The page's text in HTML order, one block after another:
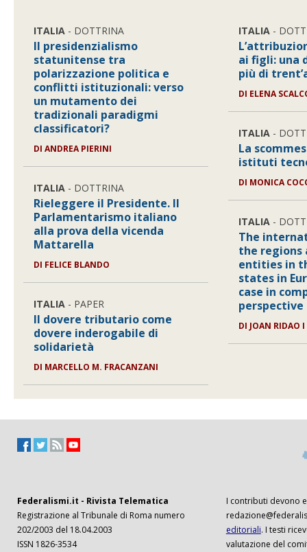
ITALIA - DOTTRINA
Il presidenzialismo
statunitense tra
polarizzazione politica e
conflitti istituzionali: verso
un mutamento dei
tradizionali paradigmi
classificatori?
DIANDREA PIERINI
ITALIA - DOTTRINA
Rieleggere il Presidente. Il
Parlamentarismo italiano
alla prova della vicenda
Mattarella
DI FELICE BLANDO
ITALIA - PAPER
Il dovere tributario come
dovere inderogabile di
solidarietà
DI MARCELLO M. FRACANZANI
ITALIA -
ai figli: una
più di
DI ELENA
ITALIA -
La
istituti
DI MONICA
ITALIA -
The
the regions
entities in
states in
case in
perspective
DI JOAN RIDAO
Federalismi.it - Rivista Telematica
Registrazione al Tribunale di Roma numero
202/2003 del 18.04.2003
ISSN 1826-3534
I contributi devono
editoriali. I testi
valutazione del